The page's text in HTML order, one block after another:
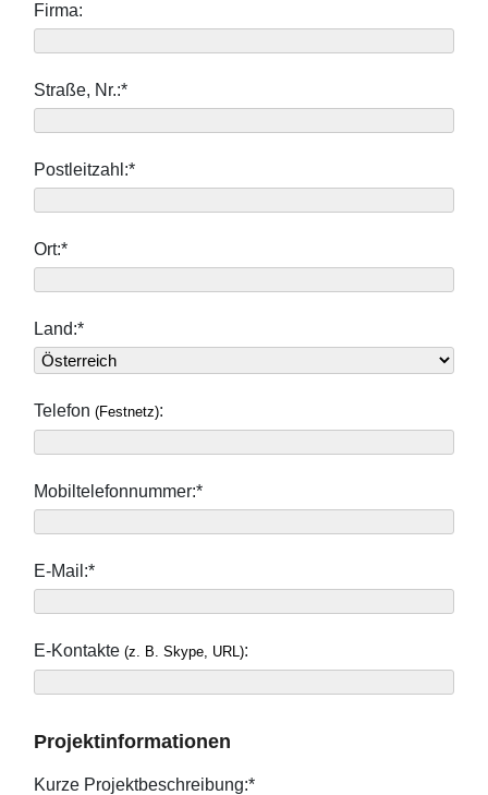
Firma:
Straße, Nr.:*
Postleitzahl:*
Ort:*
Land:*
Telefon (Festnetz):
Mobiltelefonnummer:*
E-Mail:*
E-Kontakte (z. B. Skype, URL):
Projektinformationen
Kurze Projektbeschreibung:*